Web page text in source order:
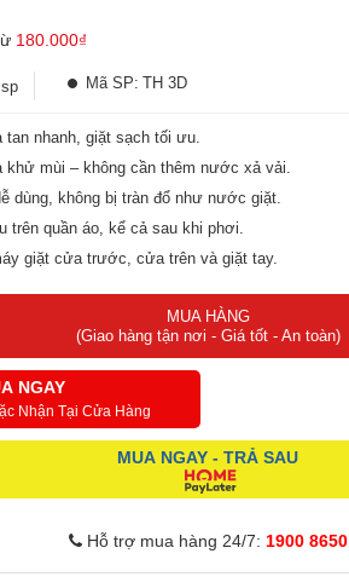
180.000₫
sp Mã SP: TH 3D
tan nhanh, giặt sạch tối ưu.
khử mùi – không cần thêm nước xả vải.
dùng, không bị tràn đổ như nước giặt.
trên quần áo, kể cả sau khi phơi.
giặt cửa trước, cửa trên và giặt tay.
MUA HÀNG
(Giao hàng tận nơi - Giá tốt - An toàn)
NGAY
Nhận Tại Cửa Hàng
MUA NGAY - TRẢ SAU
Hỗ trợ mua hàng 24/7: 1900 8650